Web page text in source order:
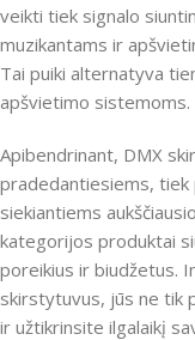
veikti tiek signalo
muzikantams ir
Tai puiki alternatyva
apšvietimo sistemoms.
Apibendrinant, DMX
pradedantiesiems, tiek
siekiantiems
kategorijos produktai
poreikius ir biudžetus.
skirstytuvus, jūs ne tik
ir užtikrinsite ilgalaikį